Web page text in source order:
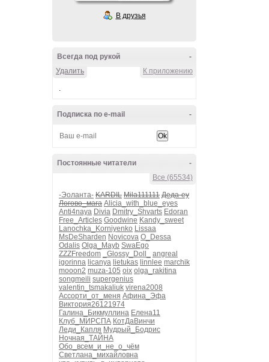
В друзья
-
Всегда под рукой
К приложению
Удалить
.
-
Подписка по e-mail
-
Постоянные читатели
Все (65534)
-Эоланта- KARDIL Mila111111 Деда-еу
Логово_мага Alicia_with_blue_eyes
Anti4naya Divia Dmitry_Shvarts Edoran
Free_Articles Goodwine Kandy_sweet
Lanochka_Korniyenko Lissaa
MsDeSharden Novicova O_Dessa
Odalis Olga_Mayb SwaEgo
ZZZFreedom
_Glossy_Doll_
angreal
igorinna licanya lietukas linnlee marchik
mooon2 muza-105 oix olga_rakitina
songmeili supergenius
valentin_tsmakaliuk virena2008
Ассорти_от_меня Афина_Эфа
Виктория26121974
Галина_Бикмуллина Елена11
Клуб_МИРСПА КотДаВинчи
Леди_Капля Мудрый_Бодрис
Ночная_ТАЙНА
Обо_всем_и_не_о_чём
Светлана_михайловна